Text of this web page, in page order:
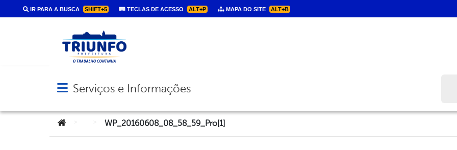
IR PARA A BUSCA SHIFT+5 TECLAS DE ACESSO ALT+P MAPA DO SITE ALT+B
Abrir menu principal de navegação
Serviços e Informações
Você está aqui:WP_20160608_08_58_59_Pro[1]